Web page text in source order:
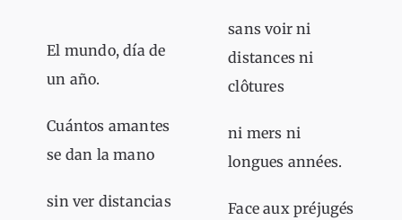
El mundo, día de
un año.
Cuántos amantes
se dan la mano
sin ver distancias
sans voir ni
distances ni
clôtures
ni mers ni
longues années.
Face aux préjugés